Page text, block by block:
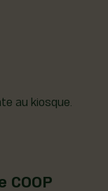
au kiosque.